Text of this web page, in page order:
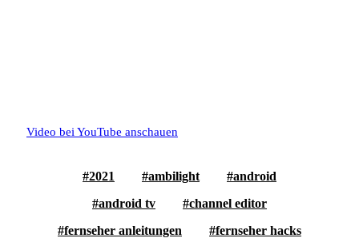
Video bei YouTube anschauen
2021 ambilight
android
android tv
channel editor
fernseher anleitungen
fernseher hacks